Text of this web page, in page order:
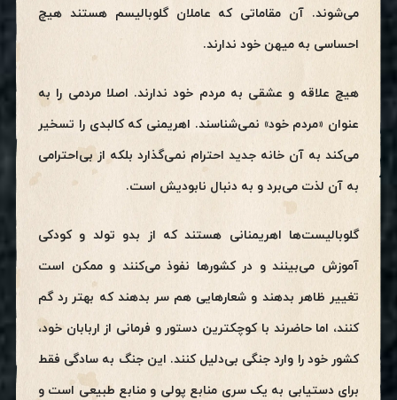
می‌شوند. آن مقاماتی که عاملان گلوبالیسم هستند هیچ
احساسی به میهن خود ندارند.
هیچ علاقه و عشقی به مردم خود ندارند. اصلا مردمی را به
عنوان «مردم خود» نمی‌شناسند. اهریمنی که کالبدی را تسخیر
می‌کند به آن خانه جدید احترام نمی‌گذارد بلکه از بی‌احترامی
به آن لذت می‌برد و به دنبال نابودیش است.
گلوبالیست‌ها اهریمنانی هستند که از بدو تولد و کودکی
آموزش می‌بینند و در کشورها نفوذ می‌کنند و ممکن است
تغییر ظاهر بدهند و شعارهایی هم سر بدهند که بهتر رد گم
کنند، اما حاضرند با کوچکترین دستور و فرمانی از اربابان خود،
کشور خود را وارد جنگی بی‌دلیل کنند. این جنگ به سادگی فقط
برای دستیابی به یک سری منابع پولی و منابع طبیعی است و